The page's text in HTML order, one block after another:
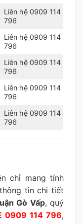
Liên hệ 0909 114
796
Liên hệ 0909 114
796
Liên hệ 0909 114
796
Liên hệ 0909 114
796
Liên hệ 0909 114
796
chỉ mang tính
tin chi tiết
Gò Vấp, quý
0909 114 796,